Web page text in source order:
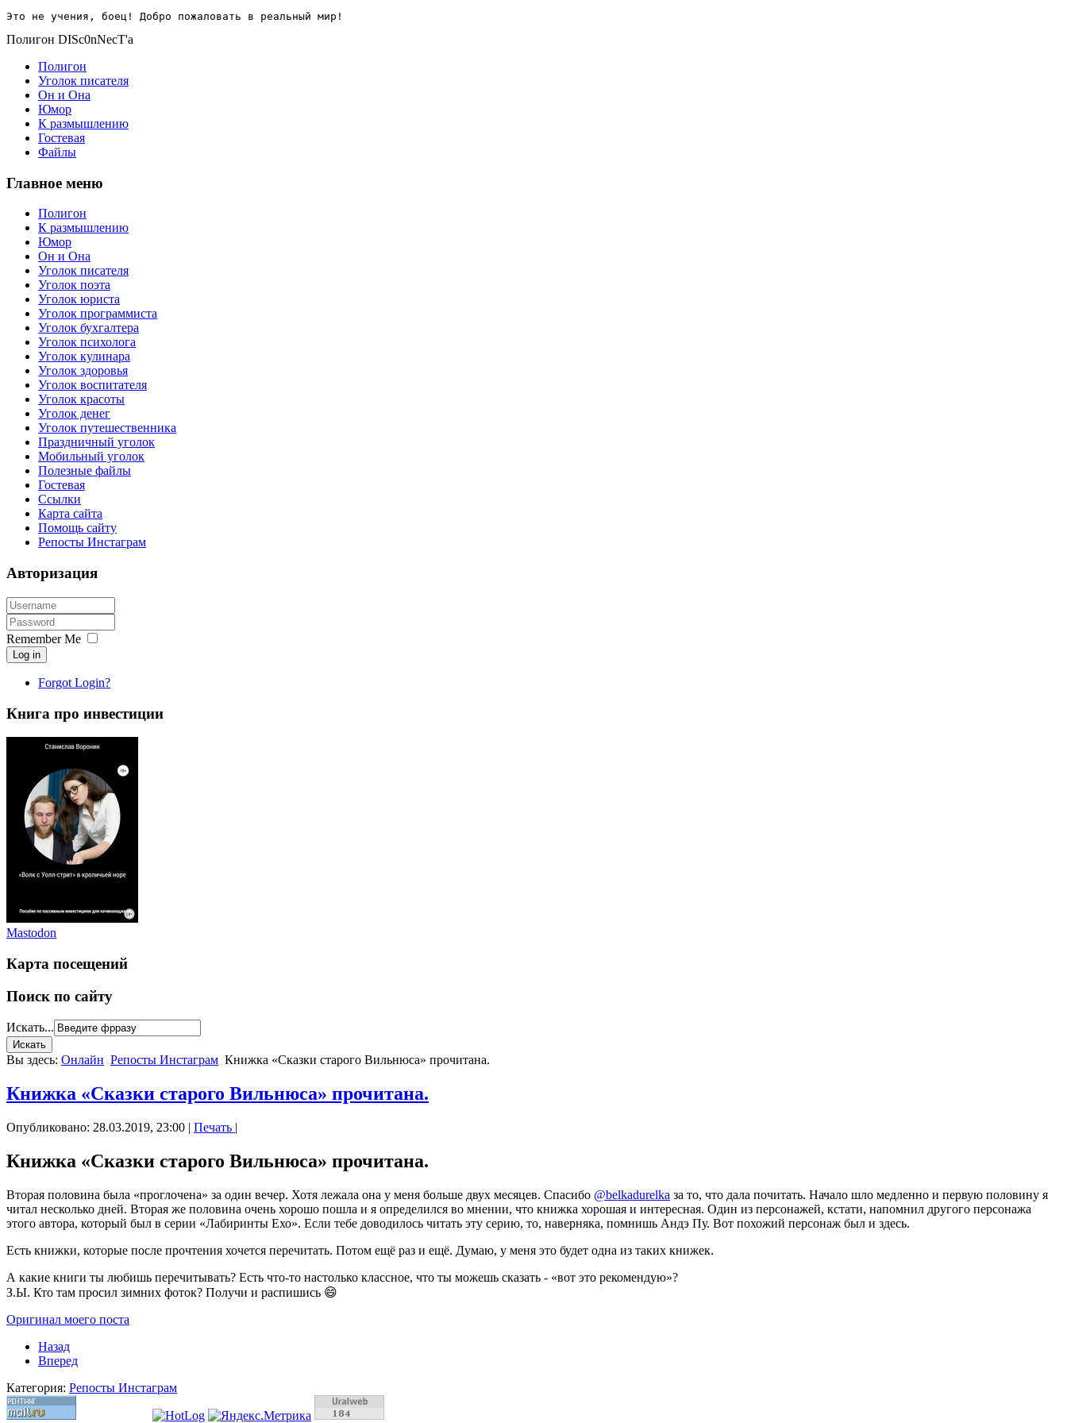
Это не учения, боец! Добро пожаловать в реальный мир!
Полигон DISc0nNecT'a
Полигон
Уголок писателя
Он и Она
Юмор
К размышлению
Гостевая
Файлы
Главное меню
Полигон
К размышлению
Юмор
Он и Она
Уголок писателя
Уголок поэта
Уголок юриста
Уголок программиста
Уголок бухгалтера
Уголок психолога
Уголок кулинара
Уголок здоровья
Уголок воспитателя
Уголок красоты
Уголок денег
Уголок путешественника
Праздничный уголок
Мобильный уголок
Полезные файлы
Гостевая
Ссылки
Карта сайта
Помощь сайту
Репосты Инстаграм
Авторизация
Remember Me
Log in
Forgot Login?
Книга про инвестиции
Mastodon
Карта посещений
Поиск по сайту
Искать...
Вы здесь: Онлайн Репосты Инстаграм Книжка «Сказки старого Вильнюса» прочитана.
Книжка «Сказки старого Вильнюса» прочитана.
Опубликовано: 28.03.2019, 23:00 | Печать |
Книжка «Сказки старого Вильнюса» прочитана.
Вторая половина была «проглочена» за один вечер. Хотя лежала она у меня больше двух месяцев. Спасибо @belkadurelka за то, что дала почитать. Начало шло медленно и первую половину я
читал несколько дней. Вторая же половина очень хорошо пошла и я определился во мнении, что книжка хорошая и интересная. Один из персонажей, кстати, напомнил другого персонажа
этого автора, который был в серии «Лабиринты Ехо». Если тебе доводилось читать эту серию, то, наверняка, помнишь Андэ Пу. Вот похожий персонаж был и здесь.
Есть книжки, которые после прочтения хочется перечитать. Потом ещё раз и ещё. Думаю, у меня это будет одна из таких книжек.
А какие книги ты любишь перечитывать? Есть что-то настолько классное, что ты можешь сказать - «вот это рекомендую»?
З.Ы. Кто там просил зимних фоток? Получи и распишись 😄
Оригинал моего поста
Назад
Вперед
Категория: Репосты Инстаграм